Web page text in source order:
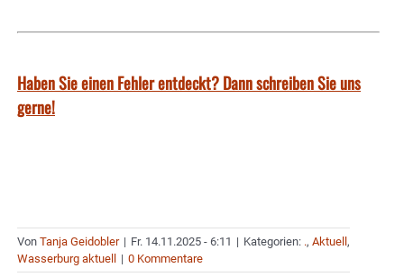
Haben Sie einen Fehler entdeckt? Dann schreiben Sie uns
gerne!
Von Tanja Geidobler | Fr. 14.11.2025 - 6:11 | Kategorien: ., Aktuell ,
Wasserburg aktuell
| 0 Kommentare